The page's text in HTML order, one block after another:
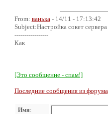
From: ванька - 14/11 - 17:13:42
Subject:Настройка сокет сервера
-----------------
Как
[Это сообщение - спам!]
Последние сообщения из форума
Имя: